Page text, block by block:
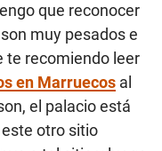
que reconocer
muy pesados e
te recomiendo leer
en Marruecos al
el palacio está
otro sitio